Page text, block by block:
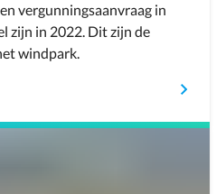
vergunningsaanvraag in
zijn in 2022. Dit zijn de
windpark.